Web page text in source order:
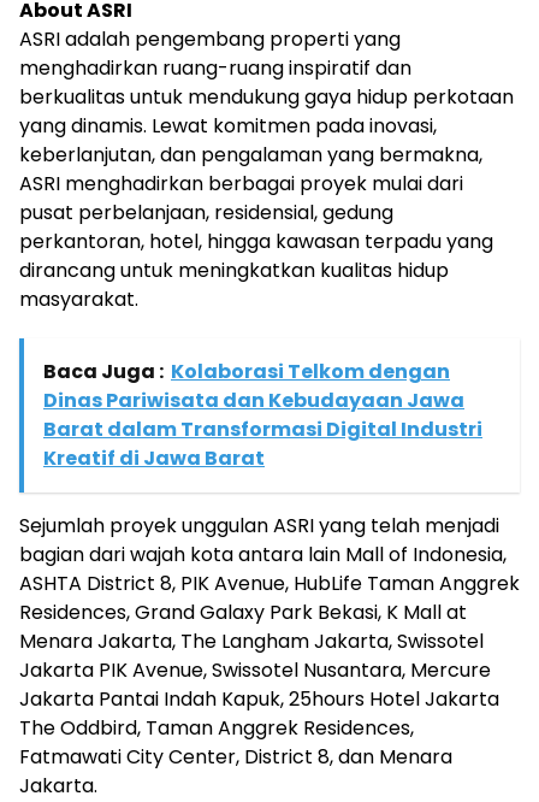
About ASRI
ASRI adalah pengembang properti yang
menghadirkan ruang-ruang inspiratif dan
berkualitas untuk mendukung gaya hidup perkotaan
yang dinamis. Lewat komitmen pada inovasi,
keberlanjutan, dan pengalaman yang bermakna,
ASRI menghadirkan berbagai proyek mulai dari
pusat perbelanjaan, residensial, gedung
perkantoran, hotel, hingga kawasan terpadu yang
dirancang untuk meningkatkan kualitas hidup
masyarakat.
Baca Juga : Kolaborasi Telkom dengan
Dinas Pariwisata dan Kebudayaan Jawa
Barat dalam Transformasi Digital Industri
Kreatif di Jawa Barat
Sejumlah proyek unggulan ASRI yang telah menjadi
bagian dari wajah kota antara lain Mall of Indonesia,
ASHTA District 8, PIK Avenue, HubLife Taman Anggrek
Residences, Grand Galaxy Park Bekasi, K Mall at
Menara Jakarta, The Langham Jakarta, Swissotel
Jakarta PIK Avenue, Swissotel Nusantara, Mercure
Jakarta Pantai Indah Kapuk, 25hours Hotel Jakarta
The Oddbird, Taman Anggrek Residences,
Fatmawati City Center, District 8, dan Menara
Jakarta.